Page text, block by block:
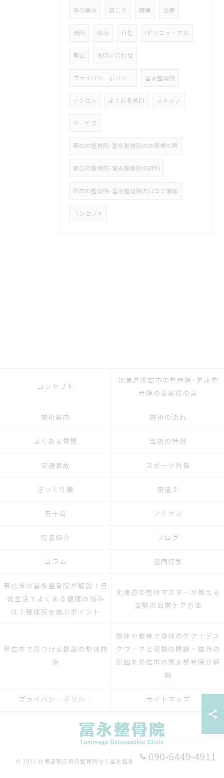
体の痛み 肩こり 腰痛 治療
漫画 休み 日程 HPリニューアル
帯広 お問い合わせ
プライバシーポリシー 冨永整骨院
アクセス よくある質問 スタッフ
サービス
帯広の整骨院･冨永整骨院のお客様の声
帯広の整骨院･冨永整骨院の評判
帯広の整骨院･冨永整骨院の口コミ情報
コンセプト
090-6449-4911
コンセプト
北海道帯広市の整骨院･冨永整
骨院のお客様の声
施術案内 施術の流れ
よくある質問 当店の特徴
交通事故 スポーツ外傷
ぎっくり腰 寝違え
五十肩 アクセス
院長紹介 ブログ
コラム 漫画特集
帯広市の冨永整骨院が解説！日
常生活でよくある健康の悩み
は？整体院を選ぶポイント
北海道の整体マスターが教える
姿勢の日常ケア方法
帯広市で見つける最高の整体施
術
整体や整骨で身体のケア！デス
クワークと姿勢の問題・猫背の
原因を帯広市の冨永整骨院が解
説
プライバシーポリシー サイトマップ
© 2026 北海道帯広市の整骨院なら冨永整骨院 ALL RIGHTS RESERVED.